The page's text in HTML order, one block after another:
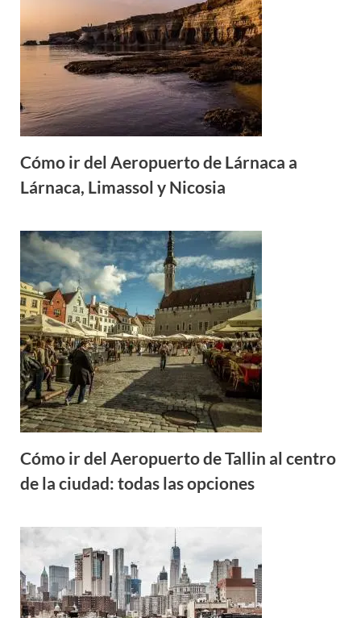
Cómo ir del Aeropuerto de Lárnaca a
Lárnaca, Limassol y Nicosia
Cómo ir del Aeropuerto de Tallin al centro
de la ciudad: todas las opciones